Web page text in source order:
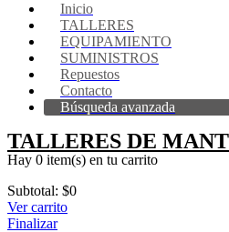
Inicio
TALLERES
EQUIPAMIENTO
SUMINISTROS
Repuestos
Contacto
Búsqueda avanzada
TALLERES DE
Hay 0 item(s) en tu carrito
Subtotal: $0
Ver carrito
Finalizar